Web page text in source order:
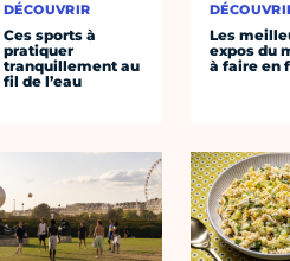
DÉCOUVRIR
Ces sports à
pratiquer
tranquillement au
fil de l’eau
Les
expos du
à faire en